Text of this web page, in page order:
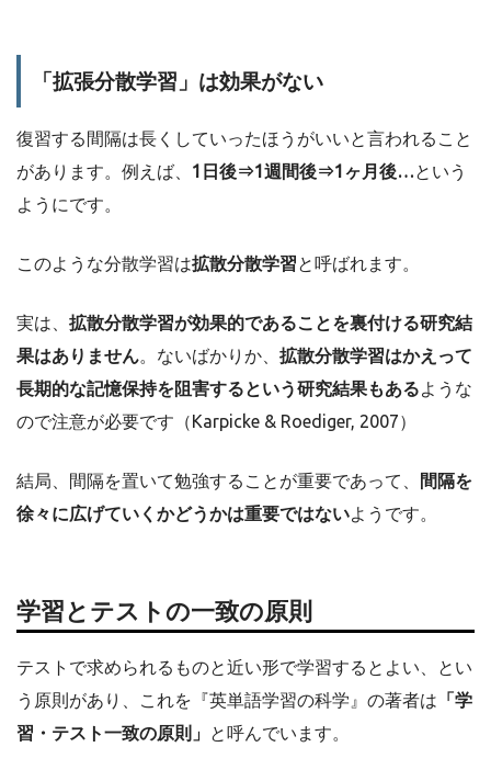
「拡張分散学習」は効果がない
復習する間隔は長くしていったほうがいいと言われること
があります。例えば、 1日後⇒1週間後⇒1ヶ月後…という
ようにです。
このような分散学習は拡散分散学習と呼ばれます。
実は、 拡散分散学習が効果的であることを裏付ける研究結
果はありません。ないばかりか、 拡散分散学習はかえって
長期的な記憶保持を阻害するという研究結果もあるような
ので注意が必要です（Karpicke & Roediger, 2007）
結局、間隔を置いて勉強することが重要であって、
間隔を
徐々に広げていくかどうかは重要ではないようです。
学習とテストの一致の原則
テストで求められるものと近い形で学習するとよい、とい
う原則があり、これを『英単語学習の科学』の著者は 「学
習・テスト一致の原則」 と呼んでいます。